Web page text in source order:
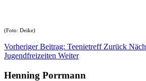
(Foto: Deike)
Vorheriger Beitrag: Teenietreff Zurück
Jugendfreizeiten Weiter
Henning Porrmann